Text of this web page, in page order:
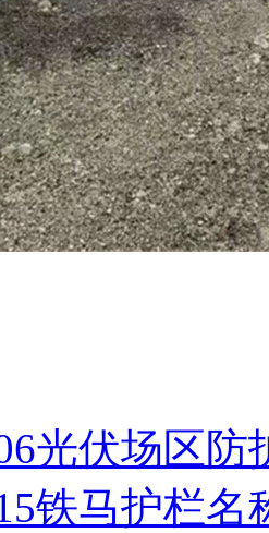
光伏场区防
铁马护栏名